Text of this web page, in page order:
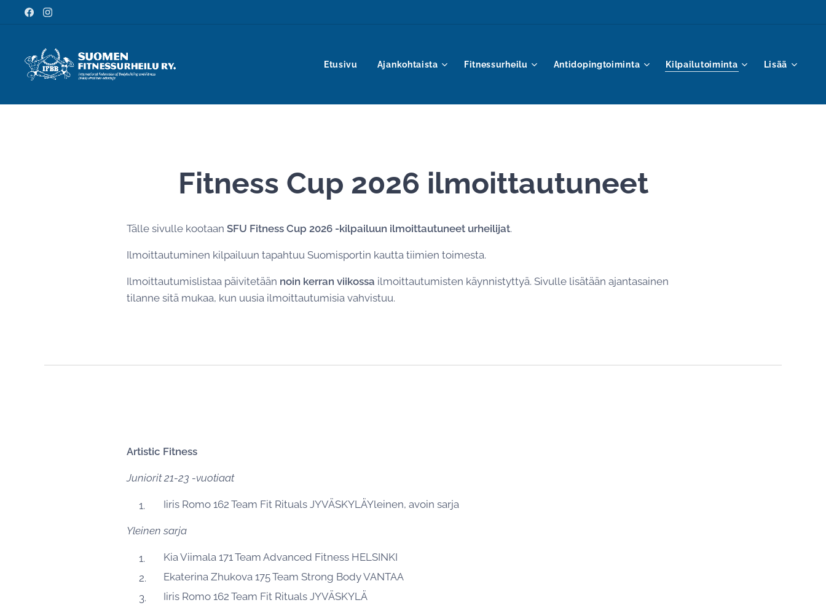
Etusivu Ajankohtaista Fitnessurheilu Antidopingtoiminta Kilpailutoiminta Lisää
Fitness Cup 2026 ilmoittautuneet
Tälle sivulle kootaan SFU Fitness Cup 2026 -kilpailuun ilmoittautuneet urheilijat.
Ilmoittautuminen kilpailuun tapahtuu Suomisportin kautta tiimien toimesta.
Ilmoittautumislistaa päivitetään noin kerran viikossa ilmoittautumisten käynnistyttyä. Sivulle lisätään ajantasainen
tilanne sitä mukaa, kun uusia ilmoittautumisia vahvistuu.
Artistic Fitness
Juniorit 21-23 -vuotiaat
Iiris Romo 162 Team Fit Rituals JYVÄSKYLÄYleinen, avoin sarja
Yleinen sarja
Kia Viimala 171 Team Advanced Fitness HELSINKI
Ekaterina Zhukova 175 Team Strong Body VANTAA
Iiris Romo 162 Team Fit Rituals JYVÄSKYLÄ